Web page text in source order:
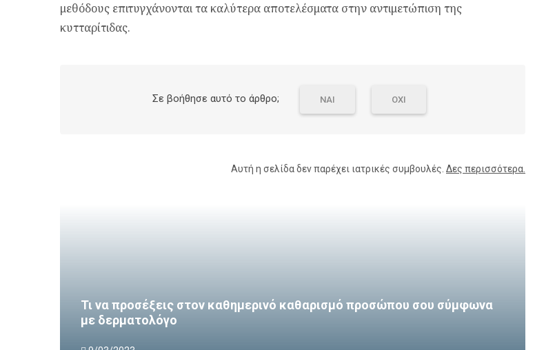
μεθόδους επιτυγχάνονται τα καλύτερα αποτελέσματα στην αντιμετώπιση της
κυτταρίτιδας.
Σε βοήθησε αυτό το άρθρο; ΝΑΙ ΟΧΙ
Αυτή η σελίδα δεν παρέχει ιατρικές συμβουλές. Δες περισσότερα.
Τι να προσέξεις στον καθημερινό καθαρισμό προσώπου σου σύμφωνα
με δερματολόγο